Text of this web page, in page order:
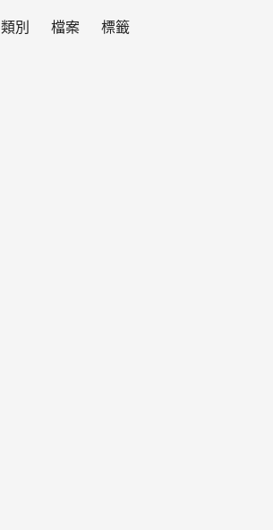
類別 檔案 標籤